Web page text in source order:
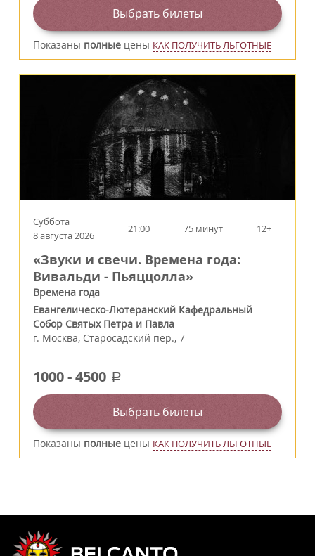
Выбрать билеты
Показаны полные цены КАК ПОЛУЧИТЬ ЛЬГОТНЫЕ
Суббота
8 августа 2026
21:00 75 минут 12+
«Звуки и свечи. Времена года:
Вивальди - Пьяццолла»
Времена года
Евангелическо-Лютеранский Кафедральный
Собор Святых Петра и Павла
г. Москва, Старосадский пер., 7
1000-4500 a
Выбрать билеты
Показаны полные цены КАК ПОЛУЧИТЬ ЛЬГОТНЫЕ